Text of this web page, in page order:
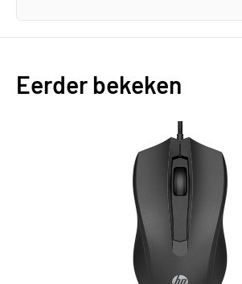
Eerder bekeken